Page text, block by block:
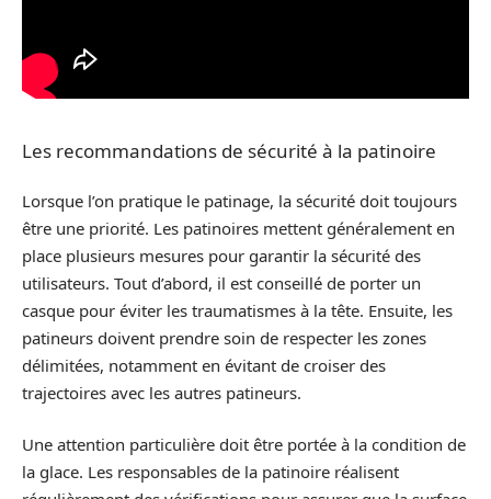
Les recommandations de sécurité à la patinoire
Lorsque l’on pratique le patinage, la sécurité doit toujours
être une priorité. Les patinoires mettent généralement en
place plusieurs mesures pour garantir la sécurité des
utilisateurs. Tout d’abord, il est conseillé de porter un
casque pour éviter les traumatismes à la tête. Ensuite, les
patineurs doivent prendre soin de respecter les zones
délimitées, notamment en évitant de croiser des
trajectoires avec les autres patineurs.
Une attention particulière doit être portée à la condition de
la glace. Les responsables de la patinoire réalisent